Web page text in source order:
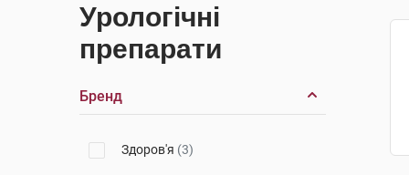
Урологічні
препарати
Бренд
Здоров'я (3)